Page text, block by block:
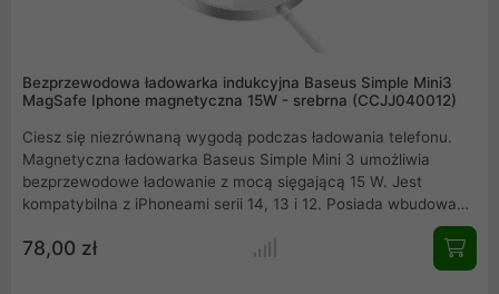
Bezprzewodowa ładowarka indukcyjna Baseus Simple Mini3
MagSafe Iphone magnetyczna 15W - srebrna (CCJJ040012)
Ciesz się niezrównaną wygodą podczas ładowania telefonu.
Magnetyczna ładowarka Baseus Simple Mini 3 umożliwia
bezprzewodowe ładowanie z mocą sięgającą 15 W. Jest
kompatybilna z iPhoneami serii 14, 13 i 12. Posiada wbudowane
magnesy, które zapewniają dużą siłę przyciągania. Pozwala
również na ładowanie smartfona bez potrzeby zdejmowania
78,00 zł